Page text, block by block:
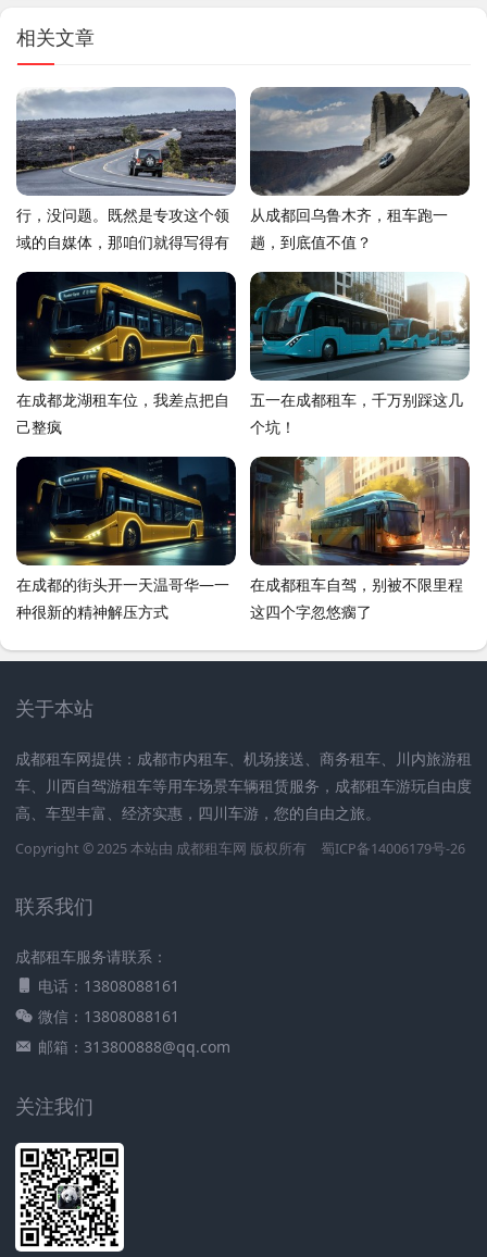
相关文章
行，没问题。既然是专攻这个领
域的自媒体，那咱们就得写得有
血有肉，不能跟官方的宣传稿似
的。得让读者觉得，嘿，这老哥
懂行，说的是人话
从成都回乌鲁木齐，租车跑一
趟，到底值不值？
在成都龙湖租车位，我差点把自
己整疯
五一在成都租车，千万别踩这几
个坑！
在成都的街头开一天温哥华—一
种很新的精神解压方式
在成都租车自驾，别被不限里程
这四个字忽悠瘸了
关于本站
成都租车网提供：成都市内租车、机场接送、商务租车、川内旅游租
车、川西自驾游租车等用车场景车辆租赁服务，成都租车游玩自由度
高、车型丰富、经济实惠，四川车游，您的自由之旅。
Copyright © 2025 本站由 成都租车网 版权所有 蜀ICP备14006179号-26
联系我们
成都租车服务请联系：
电话：13808088161
微信：13808088161
邮箱：313800888@qq.com
关注我们